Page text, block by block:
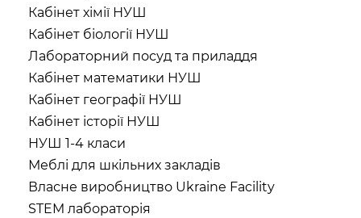
Кабінет хімії НУШ
Кабінет біології НУШ
Лабораторний посуд та приладдя
Кабінет математики НУШ
Кабінет географії НУШ
Кабінет історії НУШ
НУШ 1-4 класи
Меблі для шкільних закладів
Власне виробництво Ukraine Facility
STEM лабораторія